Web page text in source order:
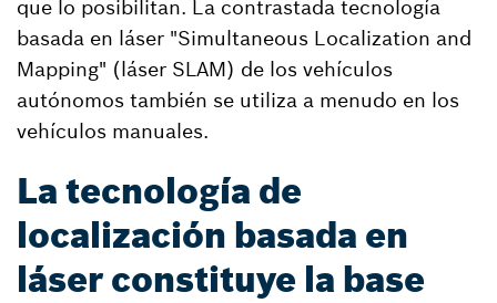
que lo posibilitan. La contrastada tecnología
basada en láser "Simultaneous Localization and
Mapping" (láser SLAM) de los vehículos
autónomos también se utiliza a menudo en los
vehículos manuales.
La tecnología de
localización basada en
láser constituye la base